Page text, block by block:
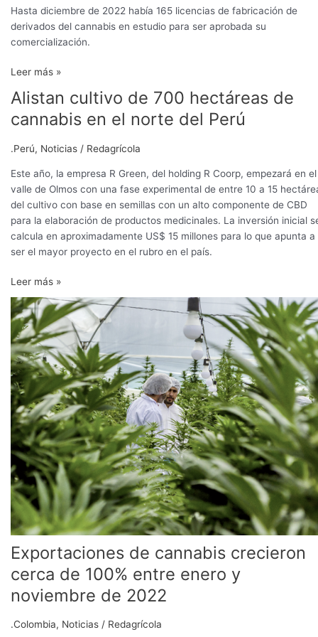
Hasta diciembre de 2022 había 165 licencias de fabricación de
derivados del cannabis en estudio para ser aprobada su
comercialización.
Leer más »
Alistan cultivo de 700 hectáreas de
cannabis en el norte del Perú
.Perú, Noticias / Redagrícola
Este año, la empresa R Green, del holding R Coorp, empezará en el
valle de Olmos con una fase experimental de entre 10 a 15
del cultivo con base en semillas con un alto componente de CBD
para la elaboración de productos medicinales. La inversión inicial
calcula en aproximadamente US$ 15 millones para lo que apunta a
ser el mayor proyecto en el rubro en el país.
Alistan
de
hectáreas
de
cannabis
en
el
norte
del
Leer más »
Exportaciones de cannabis crecieron
cerca de 100% entre enero y
noviembre de 2022
.Colombia, Noticias / Redagrícola
Exportaciones
de
cannabis
crecieron
cerca
de
100%
entre
enero
y
noviembre
de
2022